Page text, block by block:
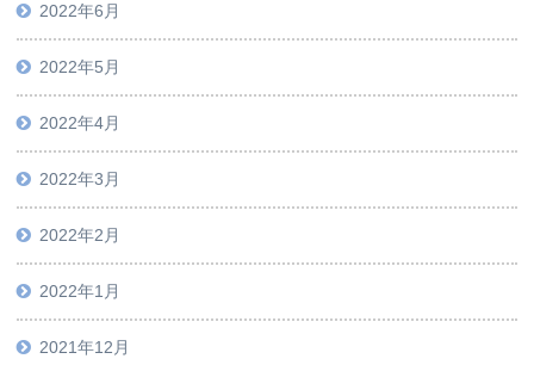
2022年6月
2022年5月
2022年4月
2022年3月
2022年2月
2022年1月
2021年12月